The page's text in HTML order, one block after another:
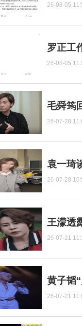
26-08-05
罗正工
26-08-05
毛舜筠
26-07-28
袁一琦
26-07-28
王濛透
26-07-21
黄子韬
26-07-21